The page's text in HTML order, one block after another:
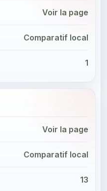
Voir la page
Comparatif local
1
Voir la page
Comparatif local
13